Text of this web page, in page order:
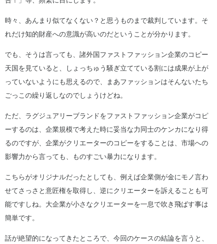
時々、あんまり似てなくない？と思うものまで裁判しています。そ
れだけ知的財産への意識が高いのだということが分かります。
でも、そうは言っても、諸外国ファストファッション企業のコピー
天国を見ていると、しょっちゅう騒ぎ立てている割には成果が上が
っていないようにも思えるので、まあファッションはそんないたち
ごっこの繰り返しなのでしょうけどね。
ただ、ラグジュアリーブランドをファストファッション企業がコピ
ーするのは、企業規模で考えた時に妥当な力同士のケンカになり得
るのですが、企業がクリエーターのコピーをすることは、市場への
影響力から言っても、ものすごい暴力になります。
こちらがオリジナルだったとしても、例えば企業側が金にモノ言わ
せてさっさと意匠権を取得し、逆にクリエーターを訴えることも可
能ですしね。大企業が小さなクリエーターを一息で吹き飛ばす事は
簡単です。
話が絶望的になってきたところで、今回のケースの結論を言うと、